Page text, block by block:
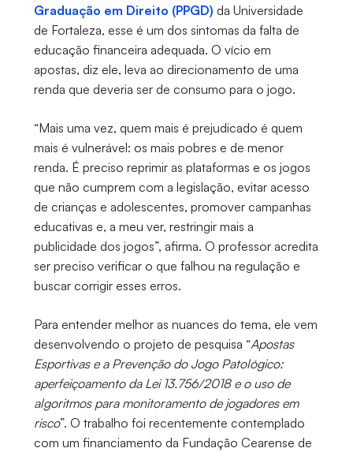
Graduação em Direito (PPGD) da Universidade
de Fortaleza, esse é um dos sintomas da falta de
educação financeira adequada. O vício em
apostas, diz ele, leva ao direcionamento de uma
renda que deveria ser de consumo para o jogo.
“Mais uma vez, quem mais é prejudicado é quem
mais é vulnerável: os mais pobres e de menor
renda. É preciso reprimir as plataformas e os jogos
que não cumprem com a legislação, evitar acesso
de crianças e adolescentes, promover campanhas
educativas e, a meu ver, restringir mais a
publicidade dos jogos”, afirma. O professor acredita
ser preciso verificar o que falhou na regulação e
buscar corrigir esses erros.
Para entender melhor as nuances do tema, ele vem
desenvolvendo o projeto de pesquisa “Apostas
Esportivas e a Prevenção do Jogo Patológico:
aperfeiçoamento da Lei 13.756/2018 e o uso de
algoritmos para monitoramento de jogadores em
risco”. O trabalho foi recentemente contemplado
com um financiamento da Fundação Cearense de